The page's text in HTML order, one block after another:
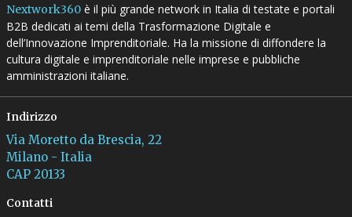
Nextwork360è il più grande network in Italia di testate e portali
B2B dedicati ai temi della Trasformazione Digitale e
dell’Innovazione Imprenditoriale. Ha la missione di diffondere la
cultura digitale e imprenditoriale nelle imprese e pubbliche
amministrazioni italiane.
Indirizzo
Via Moretto da Brescia, 22
Milano - Italia
CAP 20133
Contatti